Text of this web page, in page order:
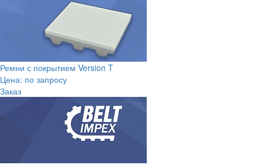
Ремни с покрытием Version T
Цена: по запросу
Заказ